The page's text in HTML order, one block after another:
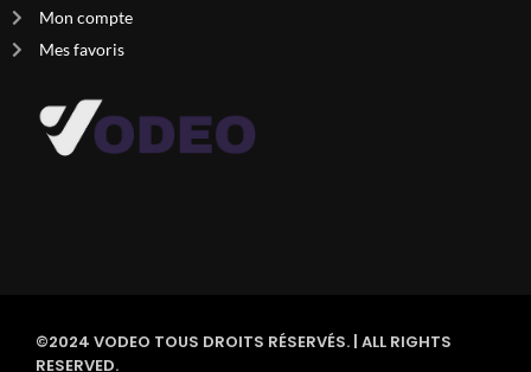
Mon compte
Mes favoris
©2024 VODEO TOUS DROITS RÉSERVÉS. | ALL RIGHTS
RESERVED.